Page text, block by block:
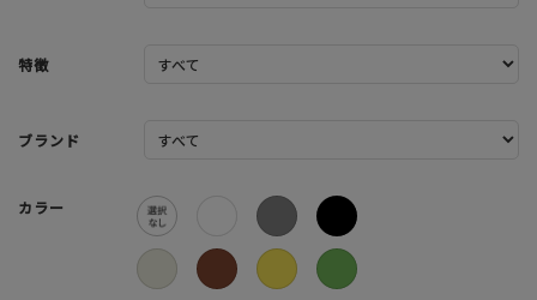
特徴
ブランド
カラー